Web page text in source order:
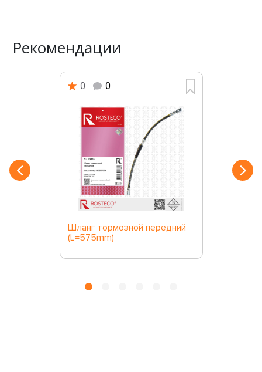
Рекомендации
0 0
Шланг тормозной передний
(L=575mm)